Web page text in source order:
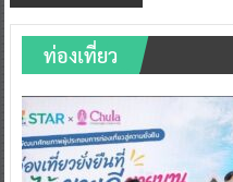
ท่องเที่ยว